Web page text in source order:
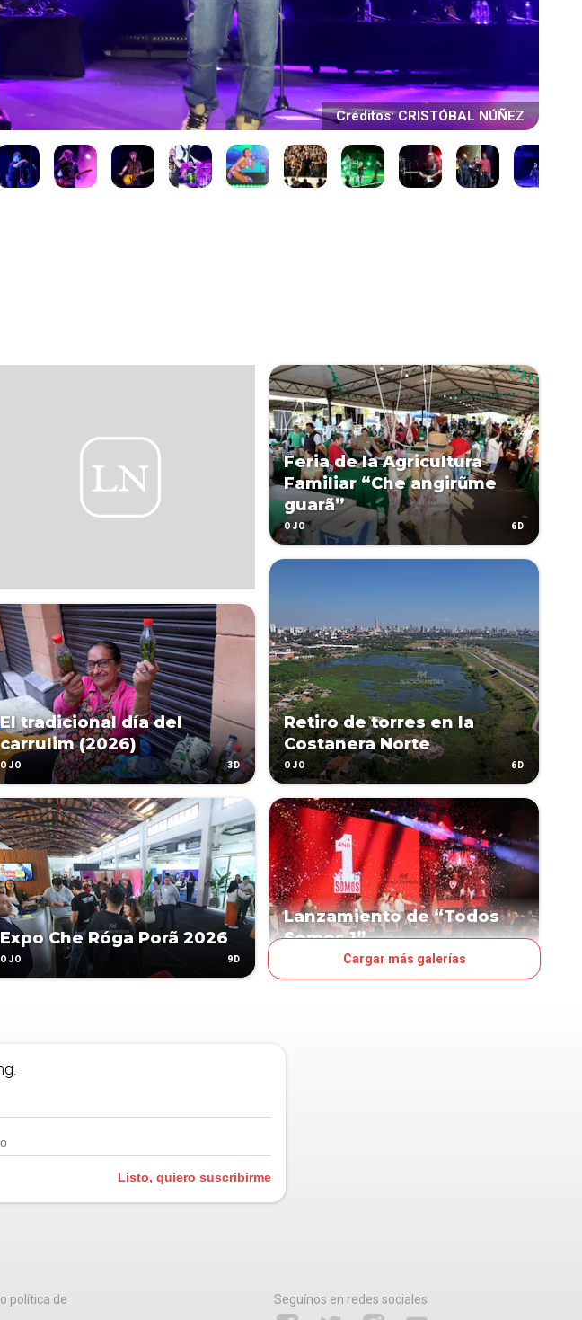
Créditos: CRISTÓBAL NÚÑEZ
El tradicional día del
carrulim (2026)
OJO 3D
Feria de la Agricultura
Familiar “Che angirũme
guarã”
OJO 6D
Retiro de torres en la
Costanera Norte
OJO 6D
Expo Che Róga Porã 2026
OJO 9D
Lanzamiento de “Todos
Somos 1”
Cargar más galerías
Listo, quiero suscribirme
política de
Seguínos en redes sociales